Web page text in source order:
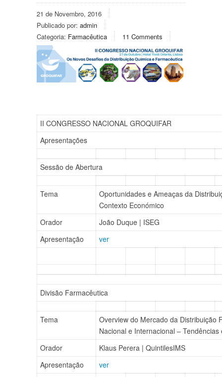
21 de Novembro, 2016
Publicado por: admin
Categoria: Farmacêutica 11 Comments
II CONGRESSO NACIONAL GROQUIFAR
Apresentações
Sessão de Abertura
Tema
Oportunidades e Ameaças da
Contexto Económico
Orador
João Duque | ISEG
Apresentação
ver
Divisão Farmacêutica
Tema
Overview do Mercado da Distribuição
Nacional e Internacional – Tendências
Orador
Klaus Perera | QuintilesIMS
Apresentação
ver